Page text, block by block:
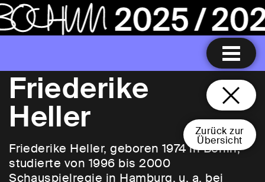
Zurück zur
Übersicht
Friederike
Heller
Friederike Heller, geboren 1974 in Berlin,
studierte von 1996 bis 2000
Schauspielregie in Hamburg, u. a. bei